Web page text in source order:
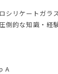
シリケートガラ
倒的な知識・経
A